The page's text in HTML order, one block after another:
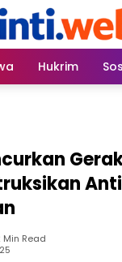
Hukrim
Min Read